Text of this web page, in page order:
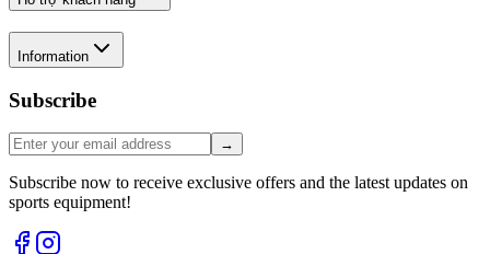
Information
Subscribe
→
Subscribe now to receive exclusive offers and the latest updates on
sports equipment!